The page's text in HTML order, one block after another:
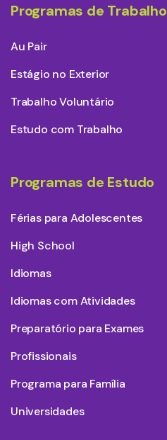
Programas de Trabalho
Au Pair
Estágio no Exterior
Trabalho Voluntário
Estudo com Trabalho
Programas de Estudo
Férias para Adolescentes
High School
Idiomas
Idiomas com Atividades
Preparatório para Exames
Profissionais
Programa para Família
Universidades